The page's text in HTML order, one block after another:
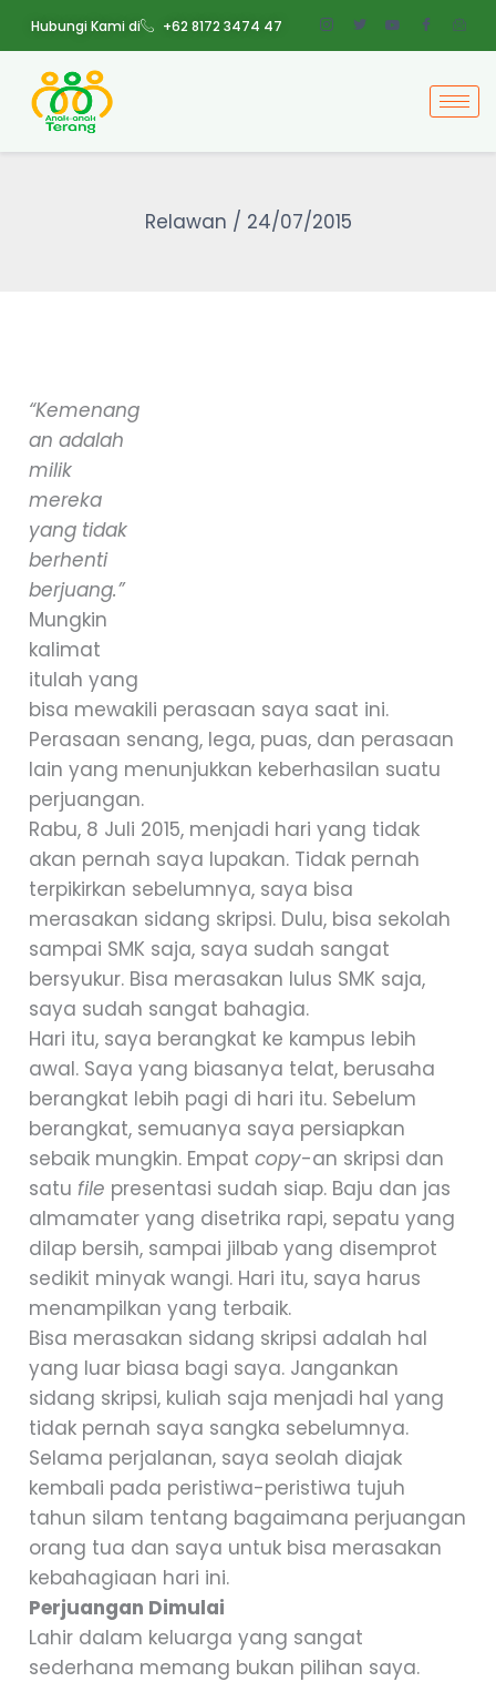
content
Hubungi Kami di +62 8172 3474 47
Relawan / 24/07/2015
“Kemenang
an adalah
milik
mereka
yang tidak
berhenti
berjuang.”
Mungkin
kalimat
itulah yang
bisa mewakili perasaan saya saat ini.
Perasaan senang, lega, puas, dan perasaan
lain yang menunjukkan keberhasilan suatu
perjuangan.
Rabu, 8 Juli 2015, menjadi hari yang tidak
akan pernah saya lupakan. Tidak pernah
terpikirkan sebelumnya, saya bisa
merasakan sidang skripsi. Dulu, bisa sekolah
sampai SMK saja, saya sudah sangat
bersyukur. Bisa merasakan lulus SMK saja,
saya sudah sangat bahagia.
Hari itu, saya berangkat ke kampus lebih
awal. Saya yang biasanya telat, berusaha
berangkat lebih pagi di hari itu. Sebelum
berangkat, semuanya saya persiapkan
sebaik mungkin. Empatcopy-an skripsi dan
satu file presentasi sudah siap. Baju dan jas
almamater yang disetrika rapi, sepatu yang
dilap bersih, sampai jilbab yang disemprot
sedikit minyak wangi. Hari itu, saya harus
menampilkan yang terbaik.
Bisa merasakan sidang skripsi adalah hal
yang luar biasa bagi saya. Jangankan
sidang skripsi, kuliah saja menjadi hal yang
tidak pernah saya sangka sebelumnya.
Selama perjalanan, saya seolah diajak
kembali pada peristiwa-peristiwa tujuh
tahun silam tentang bagaimana perjuangan
orang tua dan saya untuk bisa merasakan
kebahagiaan hari ini.
Perjuangan Dimulai
Lahir dalam keluarga yang sangat
sederhana memang bukan pilihan saya.